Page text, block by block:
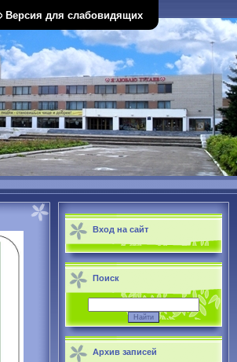
Версия для слабовидящих
Вход на сайт
Поиск
Архив записей